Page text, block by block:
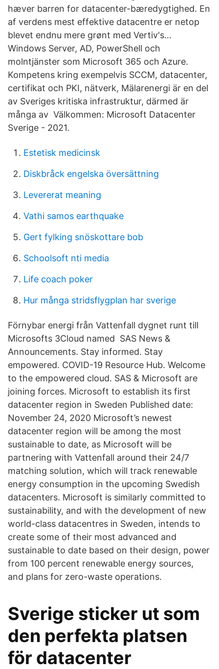
hæver barren for datacenter-bæredygtighed. En
af verdens mest effektive datacentre er netop
blevet endnu mere grønt med Vertiv's…
Windows Server, AD, PowerShell och
molntjänster som Microsoft 365 och Azure.
Kompetens kring exempelvis SCCM, datacenter,
certifikat och PKI, nätverk, Mälarenergi är en del
av Sveriges kritiska infrastruktur, därmed är
många av Välkommen: Microsoft Datacenter
Sverige - 2021.
Estetisk medicinsk
Diskbråck engelska översättning
Levererat meaning
Vathi samos earthquake
Gert fylking snöskottare bob
Schoolsoft nti media
Life coach poker
Hur många stridsflygplan har sverige
Förnybar energi från Vattenfall dygnet runt till
Microsofts 3Cloud named SAS News &
Announcements. Stay informed. Stay
empowered. COVID-19 Resource Hub. Welcome
to the empowered cloud. SAS & Microsoft are
joining forces. Microsoft to establish its first
datacenter region in Sweden Published date:
November 24, 2020 Microsoft’s newest
datacenter region will be among the most
sustainable to date, as Microsoft will be
partnering with Vattenfall around their 24/7
matching solution, which will track renewable
energy consumption in the upcoming Swedish
datacenters. Microsoft is similarly committed to
sustainability, and with the development of new
world-class datacentres in Sweden, intends to
create some of their most advanced and
sustainable to date based on their design, power
from 100 percent renewable energy sources,
and plans for zero-waste operations.
Sverige sticker ut som
den perfekta platsen
för datacenter